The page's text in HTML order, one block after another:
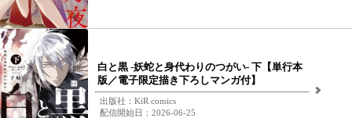
白と黒 -妖蛇と身代わりのつがい- 下【単行本
版／電子限定描き下ろしマンガ付】
出版社：KiR comics
配信開始日：2026-06-25